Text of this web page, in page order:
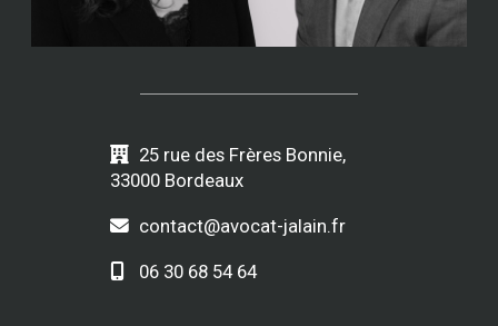
25 rue des Frères Bonnie,
33000 Bordeaux
contact@avocat-jalain.fr
06 30 68 54 64